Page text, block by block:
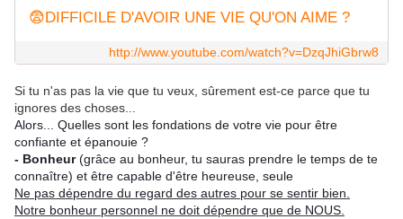
😨DIFFICILE D'AVOIR UNE VIE QU'ON AIME ?
http://www.youtube.com/watch?v=DzqJhiGbrw8
Si tu n'as pas la vie que tu veux, sûrement est-ce parce que tu
ignores des choses...
Alors... Quelles sont les fondations de votre vie pour être
confiante et épanouie ?
- Bonheur(grâce au bonheur, tu sauras prendre le temps de te
connaître) et être capable d'être heureuse, seule
Ne pas dépendre du regard des autres pour se sentir bien.
Notre bonheur personnel ne doit dépendre que de NOUS.